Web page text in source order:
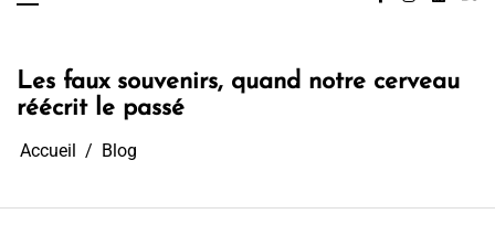
Les faux souvenirs, quand notre cerveau
réécrit le passé
Accueil Blog